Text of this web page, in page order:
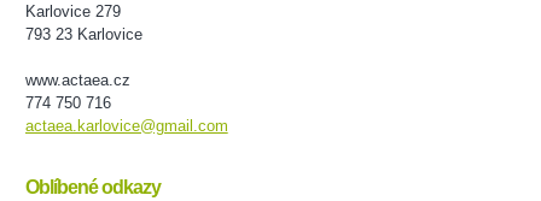
Karlovice 279
793 23 Karlovice
www.actaea.cz
774 750 716
actaea.karlovice@gmail.com
Oblíbené odkazy